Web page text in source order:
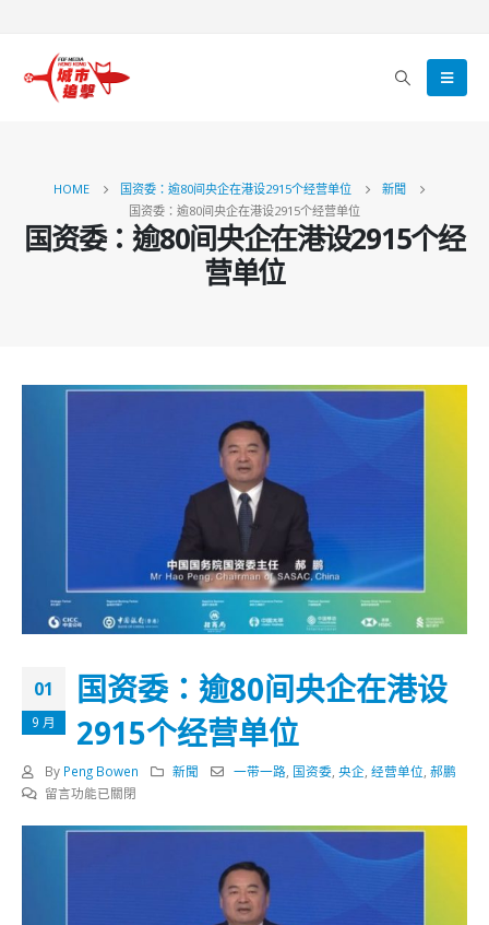
HOME 国资委：逾80间央企在港设2915个经营单位
新聞
国资委：逾80间央企在港设2915个经营单位
国资委：逾80间央企在港设2915个经
营单位
01
9 月
国资委：逾80间央企在港设
2915个经营单位
By Peng Bowen 新聞 一带一路, 国资委,央企,经营单位,郝鹏
在
留言功能已關閉